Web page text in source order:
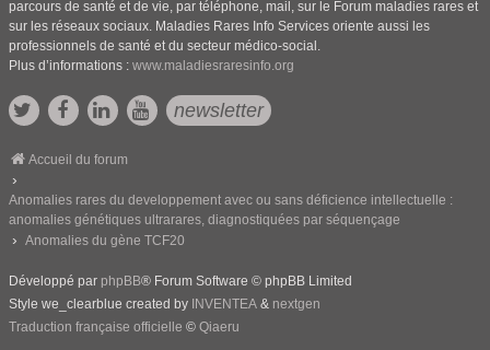
parcours de santé et de vie, par téléphone, mail, sur le Forum maladies rares et
sur les réseaux sociaux. Maladies Rares Info Services oriente aussi les
professionnels de santé et du secteur médico-social.
Plus d’informations : www.maladiesraresinfo.org
newsletter
Accueil du forum
Anomalies rares du developpement avec ou sans déficience intellectuelle :
anomalies génétiques ultrarares, diagnostiquées par séquençage
Anomalies du gène TCF20
Développé par phpBB® Forum Software © phpBB Limited
Style we_clearblue created by INVENTEA & nextgen
Traduction française officielle © Qiaeru